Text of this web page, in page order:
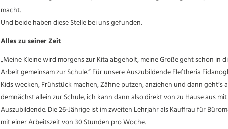
macht.
Und beide haben diese Stelle bei uns gefunden.
Alles zu seiner Zeit
„Meine Kleine wird morgens zur Kita abgeholt, meine Große geht schon in
Arbeit gemeinsam zur Schule.“ Für unsere Auszubildende Eleftheria
Kids wecken, Frühstück machen, Zähne putzen, anziehen und dann geht’s
demnächst allein zur Schule, ich kann dann also direkt von zu Hause aus
Auszubildende. Die 26-Jährige ist im zweiten Lehrjahr als Kauffrau für
mit einer Arbeitszeit von 30 Stunden pro Woche.